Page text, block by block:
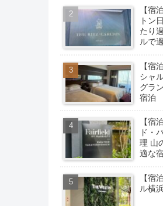
【宿
トン
たり
ルで
【宿
シャ
グラ
宿泊
【宿
ド・
理 山
適な
【宿
ル横